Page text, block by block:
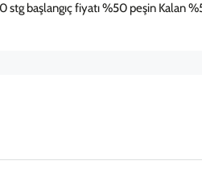
stg başlangıç fiyatı %50 peşin Kalan